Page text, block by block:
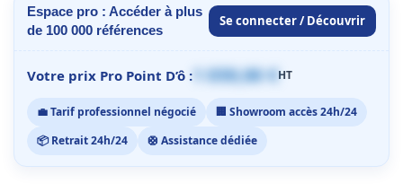
Espace pro : Accéder à plus
de 100 000 références
Se connecter / Découvrir
Votre prix Pro Point D’ô : 1 059,00 €HT
💼 Tarif professionnel négocié
🏢 Showroom accès 24h/24
📦 Retrait 24h/24
🛟 Assistance dédiée